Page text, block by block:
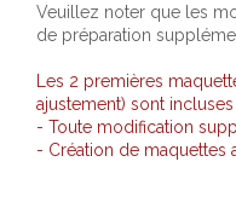
Veuillez noter que les
de préparation
Les 2 premières
ajustement) sont
- Toute modification
- Création de